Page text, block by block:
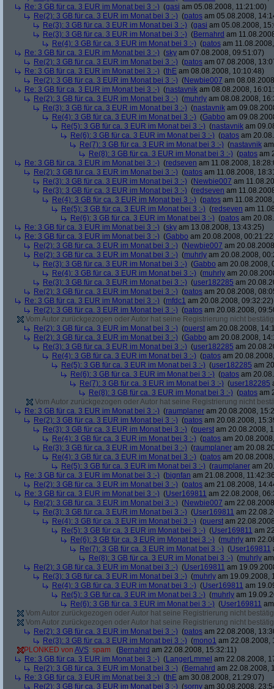
Re: 3 GB für ca. 3 EUR im Monat bei 3 :-) (gasi am 05.08.2008, 11:21:00)
Re(2): 3 GB für ca. 3 EUR im Monat bei 3 :-) (patos am 05.08.2008,
Re(3): 3 GB für ca. 3 EUR im Monat bei 3 :-) (gasi am 05.08.2008,
Re(3): 3 GB für ca. 3 EUR im Monat bei 3 :-) (Bernahrd am
Re(4): 3 GB für ca. 3 EUR im Monat bei 3 :-) (patos am
Re: 3 GB für ca. 3 EUR im Monat bei 3 :-) (sky am 07.08.2008, 09:51:07)
Re(2): 3 GB für ca. 3 EUR im Monat bei 3 :-) (patos am 07.08.2008,
Re: 3 GB für ca. 3 EUR im Monat bei 3 :-) (thE am 08.08.2008, 10:10:48)
Re(2): 3 GB für ca. 3 EUR im Monat bei 3 :-) (Newbie007 am
Re: 3 GB für ca. 3 EUR im Monat bei 3 :-) (nastavnik am 08.08.2008,
Re(2): 3 GB für ca. 3 EUR im Monat bei 3 :-) (muhrly am 08.08.2008,
Re(3): 3 GB für ca. 3 EUR im Monat bei 3 :-) (nastavnik am
Re(4): 3 GB für ca. 3 EUR im Monat bei 3 :-) (Gabbo am
Re(5): 3 GB für ca. 3 EUR im Monat bei 3 :-) (nastavnik am
Re(6): 3 GB für ca. 3 EUR im Monat bei 3 :-) (patos am
Re(7): 3 GB für ca. 3 EUR im Monat bei 3 :-) (nastavnik
Re(8): 3 GB für ca. 3 EUR im Monat bei 3 :-) (patos am
Re: 3 GB für ca. 3 EUR im Monat bei 3 :-) (redseven am 11.08.2008,
Re(2): 3 GB für ca. 3 EUR im Monat bei 3 :-) (patos am 11.08.2008,
Re(3): 3 GB für ca. 3 EUR im Monat bei 3 :-) (Newbie007 am
Re(3): 3 GB für ca. 3 EUR im Monat bei 3 :-) (redseven am
Re(4): 3 GB für ca. 3 EUR im Monat bei 3 :-) (patos am
Re(5): 3 GB für ca. 3 EUR im Monat bei 3 :-) (redseven am
Re(6): 3 GB für ca. 3 EUR im Monat bei 3 :-) (patos am
Re: 3 GB für ca. 3 EUR im Monat bei 3 :-) (sky am 13.08.2008, 13:43:25)
Re: 3 GB für ca. 3 EUR im Monat bei 3 :-) (Gabbo am 20.08.2008,
Re(2): 3 GB für ca. 3 EUR im Monat bei 3 :-) (Newbie007 am
Re(2): 3 GB für ca. 3 EUR im Monat bei 3 :-) (muhrly am 20.08.2008,
Re(3): 3 GB für ca. 3 EUR im Monat bei 3 :-) (Gabbo am 20.08.2008,
Re(4): 3 GB für ca. 3 EUR im Monat bei 3 :-) (muhrly am
Re(3): 3 GB für ca. 3 EUR im Monat bei 3 :-) (user182285 am
Re(2): 3 GB für ca. 3 EUR im Monat bei 3 :-) (patos am 20.08.2008,
Re: 3 GB für ca. 3 EUR im Monat bei 3 :-) (mfdc1 am 20.08.2008, 09:32:22)
Re(2): 3 GB für ca. 3 EUR im Monat bei 3 :-) (patos am 20.08.2008,
Vom Autor zurückgezogen oder Autor hat seine Registrierung nicht
Re(2): 3 GB für ca. 3 EUR im Monat bei 3 :-) (puerst am 20.08.2008,
Re(2): 3 GB für ca. 3 EUR im Monat bei 3 :-) (Gabbo am 20.08.2008,
Re(3): 3 GB für ca. 3 EUR im Monat bei 3 :-) (user182285 am
Re(4): 3 GB für ca. 3 EUR im Monat bei 3 :-) (patos am
Re(5): 3 GB für ca. 3 EUR im Monat bei 3 :-) (user182285 am
Re(6): 3 GB für ca. 3 EUR im Monat bei 3 :-) (patos am
Re(7): 3 GB für ca. 3 EUR im Monat bei 3 :-) (user182285
Re(8): 3 GB für ca. 3 EUR im Monat bei 3 :-) (patos am
Vom Autor zurückgezogen oder Autor hat seine Registrierung nicht
Re: 3 GB für ca. 3 EUR im Monat bei 3 :-) (raumplaner am 20.08.2008,
Re(2): 3 GB für ca. 3 EUR im Monat bei 3 :-) (patos am 20.08.2008,
Re(3): 3 GB für ca. 3 EUR im Monat bei 3 :-) (puerst am 20.08.2008,
Re(4): 3 GB für ca. 3 EUR im Monat bei 3 :-) (patos am
Re(3): 3 GB für ca. 3 EUR im Monat bei 3 :-) (raumplaner am
Re(4): 3 GB für ca. 3 EUR im Monat bei 3 :-) (patos am
Re(5): 3 GB für ca. 3 EUR im Monat bei 3 :-) (raumplaner am
Re: 3 GB für ca. 3 EUR im Monat bei 3 :-) (bignfan am 21.08.2008,
Re(2): 3 GB für ca. 3 EUR im Monat bei 3 :-) (patos am 21.08.2008,
Re: 3 GB für ca. 3 EUR im Monat bei 3 :-) (User169811 am 22.08.2008,
Re(2): 3 GB für ca. 3 EUR im Monat bei 3 :-) (Newbie007 am
Re(3): 3 GB für ca. 3 EUR im Monat bei 3 :-) (User169811 am
Re(4): 3 GB für ca. 3 EUR im Monat bei 3 :-) (puerst am
Re(5): 3 GB für ca. 3 EUR im Monat bei 3 :-) (User169811 am
Re(6): 3 GB für ca. 3 EUR im Monat bei 3 :-) (muhrly am
Re(7): 3 GB für ca. 3 EUR im Monat bei 3 :-) (User169811
Re(8): 3 GB für ca. 3 EUR im Monat bei 3 :-) (muhrly
Re(2): 3 GB für ca. 3 EUR im Monat bei 3 :-) (User169811 am
Re(3): 3 GB für ca. 3 EUR im Monat bei 3 :-) (muhrly am 19.09.2008,
Re(4): 3 GB für ca. 3 EUR im Monat bei 3 :-) (User169811 am
Re(5): 3 GB für ca. 3 EUR im Monat bei 3 :-) (muhrly am
Re(6): 3 GB für ca. 3 EUR im Monat bei 3 :-) (User169811
Vom Autor zurückgezogen oder Autor hat seine Registrierung nicht
Vom Autor zurückgezogen oder Autor hat seine Registrierung nicht
Re(2): 3 GB für ca. 3 EUR im Monat bei 3 :-) (patos am 22.08.2008,
Re(3): 3 GB für ca. 3 EUR im Monat bei 3 :-) (mono1 am 22.08.2008,
PLONKED von AVS: spam (Bernahrd am 22.08.2008, 15:32:11)
Re: 3 GB für ca. 3 EUR im Monat bei 3 :-) (LangerLmmel am 22.08.2008,
Re(2): 3 GB für ca. 3 EUR im Monat bei 3 :-) (Bernahrd am 22.08.2008,
Re: 3 GB für ca. 3 EUR im Monat bei 3 :-) (thE am 30.08.2008, 21:29:07)
Re(2): 3 GB für ca. 3 EUR im Monat bei 3 :-) (sorny am 30.08.2008,